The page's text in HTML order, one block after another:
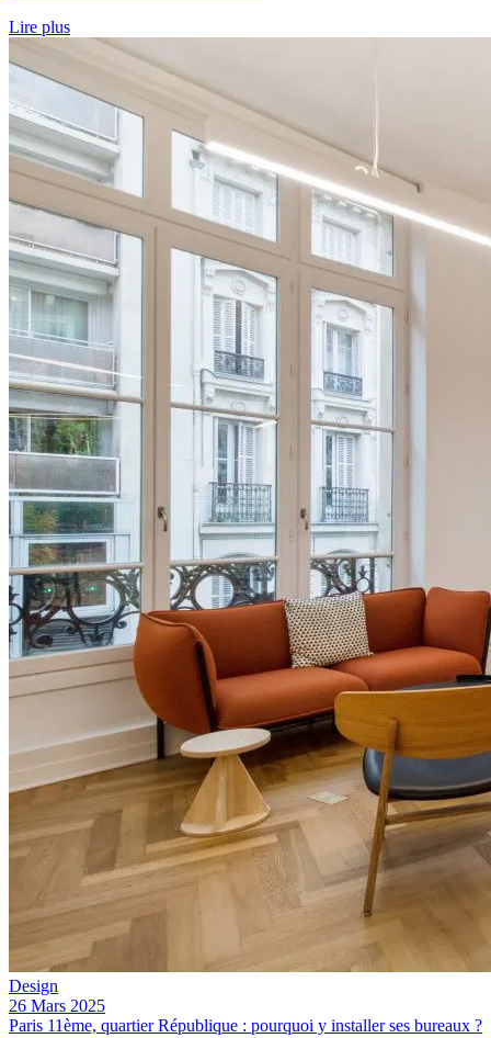
Lire plus
Design
26 Mars 2025
Paris 11ème, quartier République : pourquoi y installer ses bureaux ?